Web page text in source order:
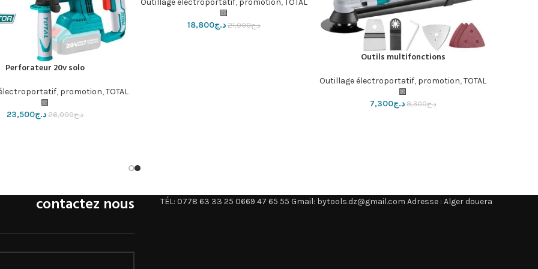
إضافة إلى السلةOutils multifonctions
Outillage électroportatif, promotion,TOTAL
🟩
د.ج8,300 د.ج7,300
Outillage électroportatif, promotion,TOTAL
🟩
د.ج21,000 د.ج18,800
إضافة إلى السلةPerforateur 20v solo
, promotion,TOTAL
🟩
د.ج26,000 د.ج23,500
TÉL: 0778 63 33 25 0669 47 65 55 Gmail: bytools.dz@gmail.com Adresse : Alger douera
contactez nous